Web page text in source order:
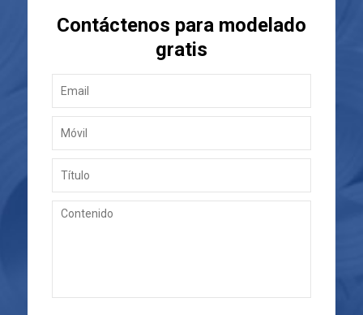
Contáctenos para modelado
gratis